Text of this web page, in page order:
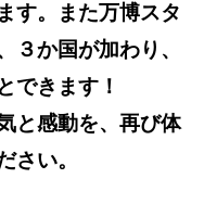
す。また万博スタ
３か国が加わり、
できます！
と感動を、再び体
さい。